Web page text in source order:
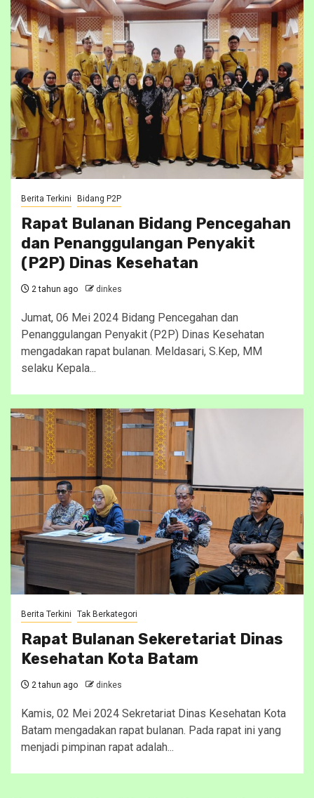
Berita Terkini Bidang P2P
Rapat Bulanan Bidang Pencegahan
dan Penanggulangan Penyakit
(P2P) Dinas Kesehatan
2 tahun ago dinkes
Jumat, 06 Mei 2024 Bidang Pencegahan dan
Penanggulangan Penyakit (P2P) Dinas Kesehatan
mengadakan rapat bulanan. Meldasari, S.Kep, MM
selaku Kepala...
Berita Terkini Tak Berkategori
Rapat Bulanan Sekeretariat Dinas
Kesehatan Kota Batam
2 tahun ago dinkes
Kamis, 02 Mei 2024 Sekretariat Dinas Kesehatan Kota
Batam mengadakan rapat bulanan. Pada rapat ini yang
menjadi pimpinan rapat adalah...